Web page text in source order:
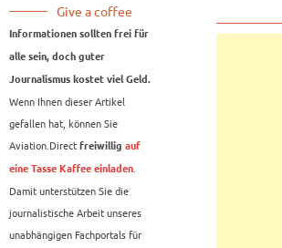
Give a coffee
Informationen sollten frei für
alle sein, doch guter
Journalismus kostet viel Geld.
Wenn Ihnen dieser Artikel
gefallen hat, können Sie
Aviation.Direct freiwillig auf
eine Tasse Kaffee einladen.
Damit unterstützen Sie die
journalistische Arbeit unseres
unabhängigen Fachportals für